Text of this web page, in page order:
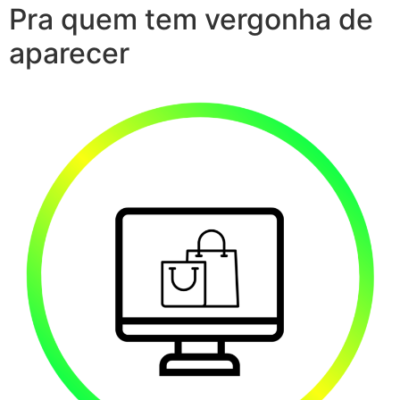
Pra quem tem vergonha de
aparecer